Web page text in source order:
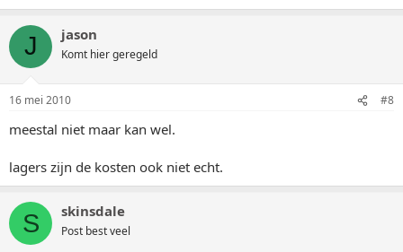
J jason
Komt hier geregeld
16 mei 2010 #8
meestal niet maar kan wel.
lagers zijn de kosten ook niet echt.
S skinsdale
Post best veel